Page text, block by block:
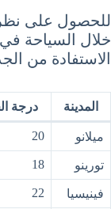
للحصول على
الاستفادة من
المدينة درجة
ميلانو 20
تورينو 18
فينيسيا 22